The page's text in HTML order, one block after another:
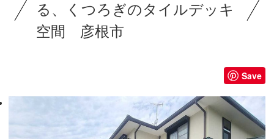
る、くつろぎのタイルデッキ
空間 彦根市
Save